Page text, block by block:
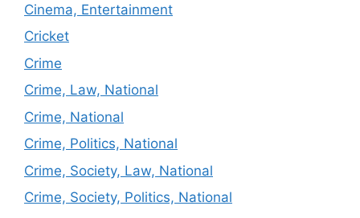
Cinema, Entertainment
Cricket
Crime
Crime, Law, National
Crime, National
Crime, Politics, National
Crime, Society, Law, National
Crime, Society, Politics, National